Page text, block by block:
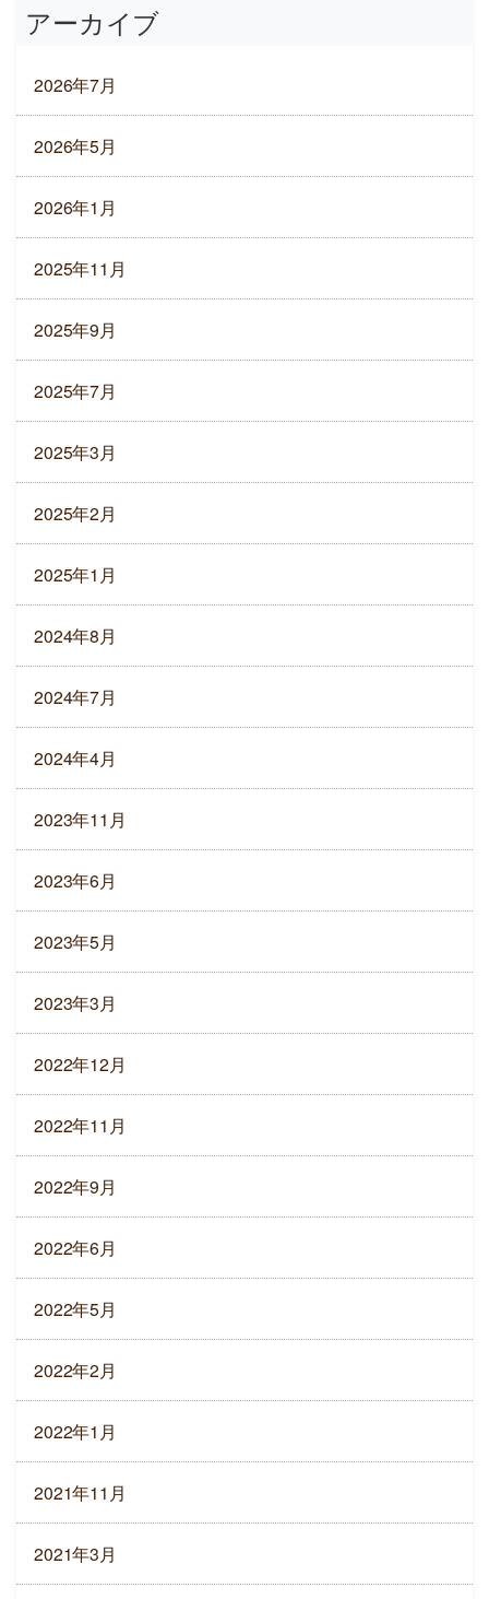
アーカイブ
2026年7月
2026年5月
2026年1月
2025年11月
2025年9月
2025年7月
2025年3月
2025年2月
2025年1月
2024年8月
2024年7月
2024年4月
2023年11月
2023年6月
2023年5月
2023年3月
2022年12月
2022年11月
2022年9月
2022年6月
2022年5月
2022年2月
2022年1月
2021年11月
2021年3月